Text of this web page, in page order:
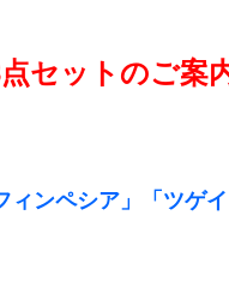
セットのご案内
ィンペシア」「ツゲイ